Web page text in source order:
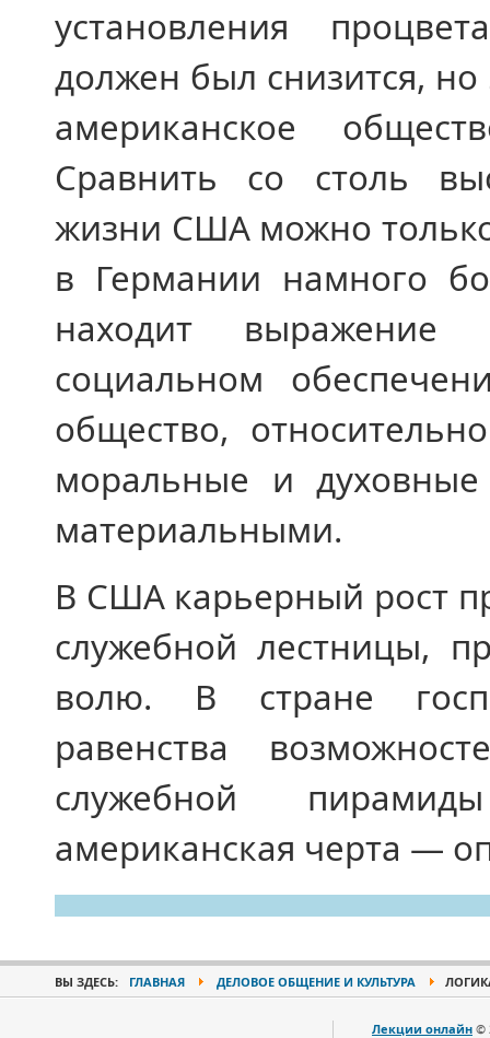
установления
должен был снизится,
американское
Сравнить со столь
жизни США можно
в Германии намного
находит выражение
социальном
общество,
моральные и
материальными.
В США карьерный рост
служебной лестницы,
волю. В стране
равенства
служебной
американская черта —
ВЫ ЗДЕСЬ: ГЛАВНАЯ ДЕЛОВОЕ ОБЩЕНИЕ И КУЛЬТУРА
Лекции онлайн ©